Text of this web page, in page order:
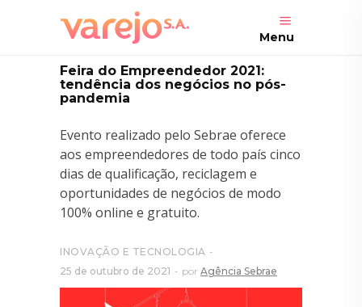
Menu
Feira do Empreendedor 2021:
tendência dos negócios no pós-
pandemia
Evento realizado pelo Sebrae oferece
aos empreendedores de todo país cinco
dias de qualificação, reciclagem e
oportunidades de negócios de modo
100% online e gratuito.
INOVAÇÃO E TECNOLOGIA
25 de outubro de 2021
por Agência Sebrae